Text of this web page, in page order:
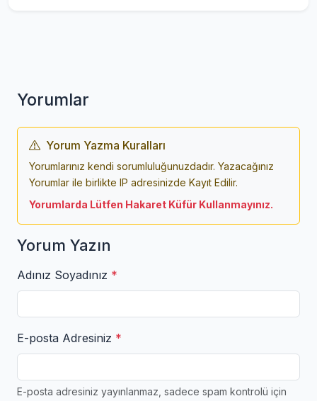
Yorumlar
Yorum Yazma Kuralları
Yorumlarınız kendi sorumluluğunuzdadır. Yazacağınız
Yorumlar ile birlikte IP adresinizde Kayıt Edilir.
Yorumlarda Lütfen Hakaret Küfür Kullanmayınız.
Yorum Yazın
Adınız Soyadınız *
E-posta Adresiniz *
E-posta adresiniz yayınlanmaz, sadece spam kontrolü için